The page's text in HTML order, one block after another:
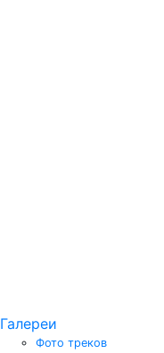
Галереи
Фото треков